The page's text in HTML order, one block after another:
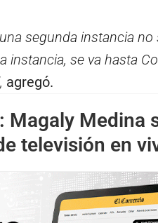
segunda instancia
instancia, se va hasta
agregó.
Magaly Medina
televisión en